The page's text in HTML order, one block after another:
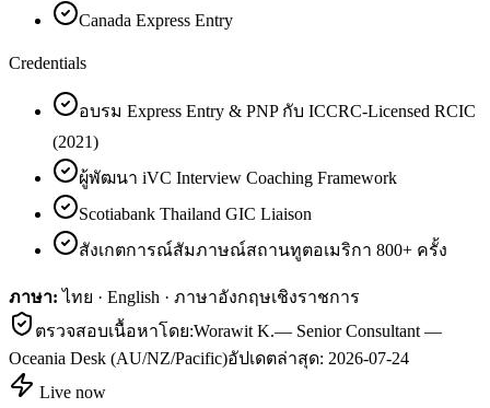
Canada Express Entry
Credentials
อบรม Express Entry & PNP กับ ICCRC-Licensed RCIC
(2021)
ผู้พัฒนา iVC Interview Coaching Framework
Scotiabank Thailand GIC Liaison
สังเกตการณ์สัมภาษณ์สถานทูตอเมริกา 800+ ครั้ง
ภาษา: ไทย · English · ภาษาอังกฤษเชิงราชการ
ตรวจสอบเนื้อหาโดย:Worawit K.— Senior Consultant —
Oceania Desk (AU/NZ/Pacific)อัปเดตล่าสุด: 2026-07-24
Live now